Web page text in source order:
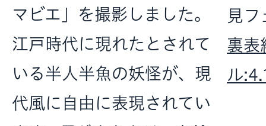
マビエ」を撮影しました。
江戸時代に現れたとされて
いる半人半魚の妖怪が、現
代風に自由に表現されてい
見フ
裏表
ル